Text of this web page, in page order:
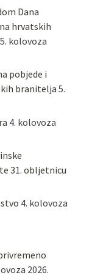
Dana
hrvatskih
5. kolovoza
pobjede i
branitelja 5.
4. kolovoza
31. obljetnicu
4. kolovoza
2026.